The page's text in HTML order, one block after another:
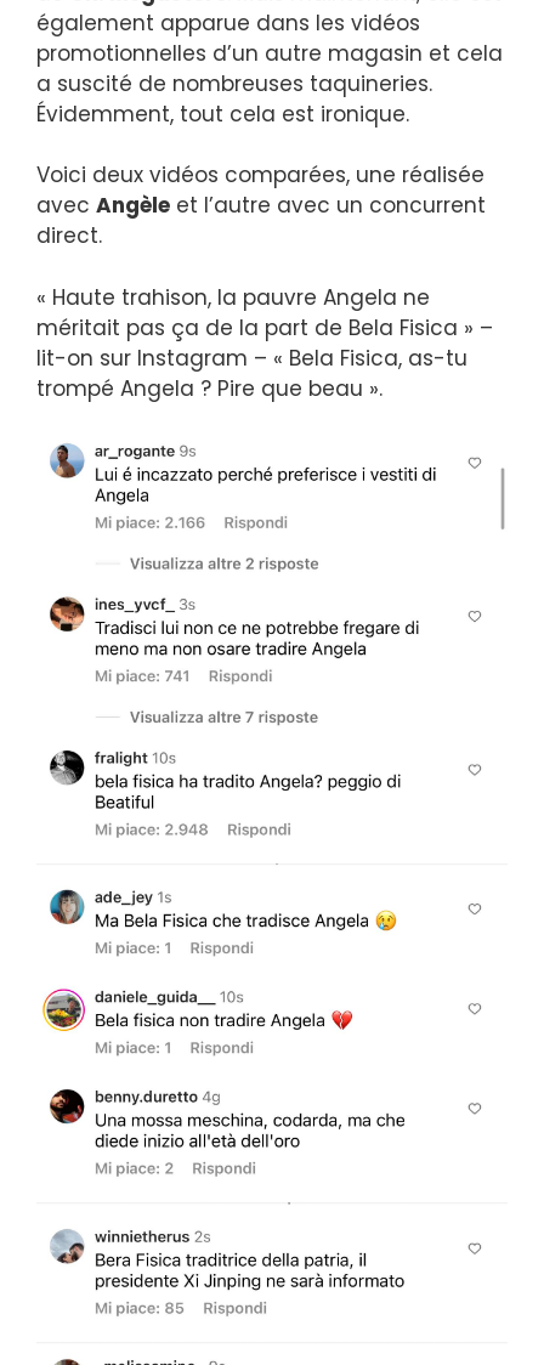
également apparue dans les vidéos
promotionnelles d’un autre magasin et cela
a suscité de nombreuses taquineries.
Évidemment, tout cela est ironique.
Voici deux vidéos comparées, une réalisée
avec Angèle et l’autre avec un concurrent
direct.
« Haute trahison, la pauvre Angela ne
méritait pas ça de la part de Bela Fisica » –
lit-on sur Instagram – « Bela Fisica, as-tu
trompé Angela ? Pire que beau ».